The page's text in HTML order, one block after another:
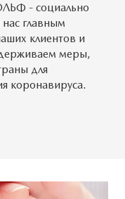
- социально
нас главным
клиентов и
меры,
для
коронавируса.